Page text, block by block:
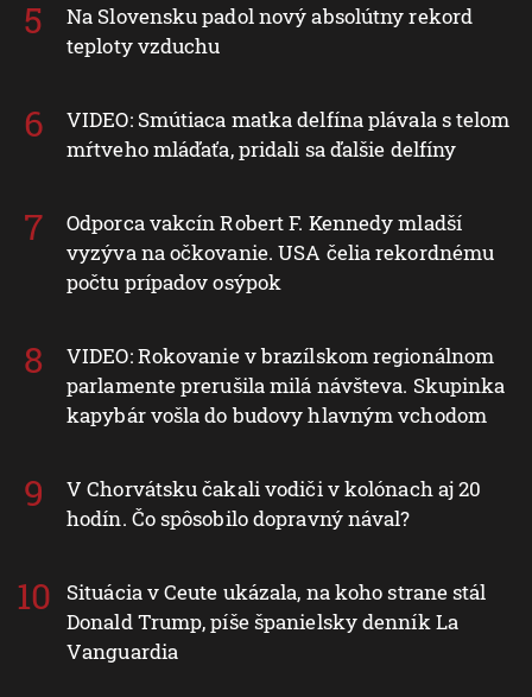
Na Slovensku padol nový absolútny rekord
teploty vzduchu
VIDEO: Smútiaca matka delfína plávala s telom
mŕtveho mláďaťa, pridali sa ďalšie delfíny
Odporca vakcín Robert F. Kennedy mladší
vyzýva na očkovanie. USA čelia rekordnému
počtu prípadov osýpok
VIDEO: Rokovanie v brazílskom regionálnom
parlamente prerušila milá návšteva. Skupinka
kapybár vošla do budovy hlavným vchodom
V Chorvátsku čakali vodiči v kolónach aj 20
hodín. Čo spôsobilo dopravný nával?
Situácia v Ceute ukázala, na koho strane stál
Donald Trump, píše španielsky denník La
Vanguardia